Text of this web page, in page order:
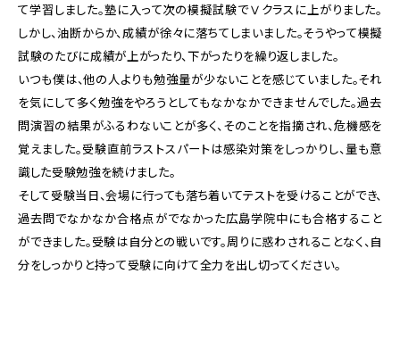
て学習しました。塾に入って次の模擬試験でⅤクラスに上がりました。
しかし、油断からか、成績が徐々に落ちてしまいました。そうやって模擬
試験のたびに成績が上がったり、下がったりを繰り返しました。
いつも僕は、他の人よりも勉強量が少ないことを感じていました。それ
を気にして多く勉強をやろうとしてもなかなかできませんでした。過去
問演習の結果がふるわないことが多く、そのことを指摘され、危機感を
覚えました。受験直前ラストスパートは感染対策をしっかりし、量も意
識した受験勉強を続けました。
そして受験当日、会場に行っても落ち着いてテストを受けることができ、
過去問でなかなか合格点がでなかった広島学院中にも合格すること
ができました。受験は自分との戦いです。周りに惑わされることなく、自
分をしっかりと持って受験に向けて全力を出し切ってください。